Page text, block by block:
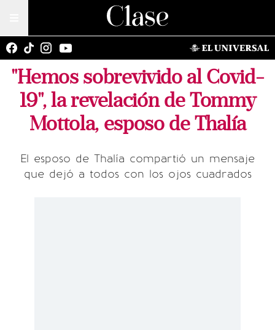
"Hemos sobrevivido al Covid-
19", la revelación de Tommy
Mottola, esposo de Thalía
El esposo de Thalía compartió un mensaje
que dejó a todos con los ojos cuadrados